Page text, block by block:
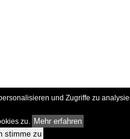
und Zugriffe zu
zu. Mehr erfahren
stimme zu